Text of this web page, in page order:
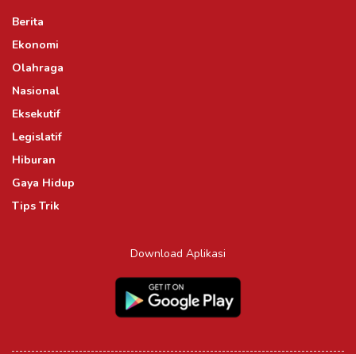
Berita
Ekonomi
Olahraga
Nasional
Eksekutif
Legislatif
Hiburan
Gaya Hidup
Tips Trik
Download Aplikasi